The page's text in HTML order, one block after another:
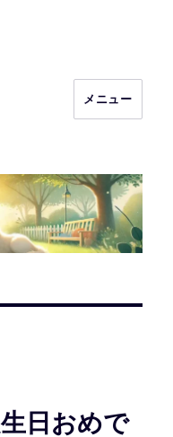
メニュー
日おめで